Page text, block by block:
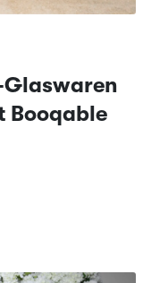
Booqable